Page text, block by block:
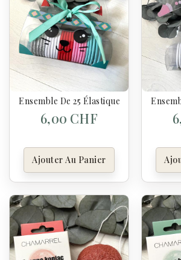
Ensemble De 25 Élastiques Cheveux -
6,00 CHF
Ajouter Au Panier